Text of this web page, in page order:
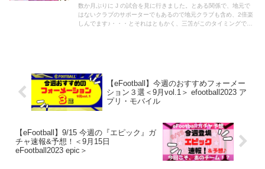
いただけると嬉しいです^^eFootballになってからも新たな形で紹
介していくので、引き続きよろしくお願いいたします♪
数か月ぶりに J の試合を見に行きました。とある関係で、地元で
はないクラブのサポーターでもあるので地元クラブも含め、2倍楽
しんでます♪・・・とそれはともかく、三笘がこのタイミングで怪
【eFootball】今週のおすすめフォーメー
ション３選＜9月vol.1＞ efootball2023 ア
プリ・モバイル
【eFootball】9/15 今週の『エピック』ガ
チャ速報&予想！＜9月15日
eFootball2023 epic＞